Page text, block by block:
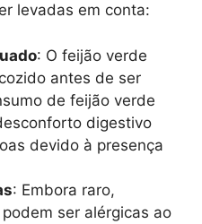
levadas em conta:
: O feijão verde
antes de ser
de feijão verde
digestivo
devido à presença
: Embora raro,
ser alérgicas ao